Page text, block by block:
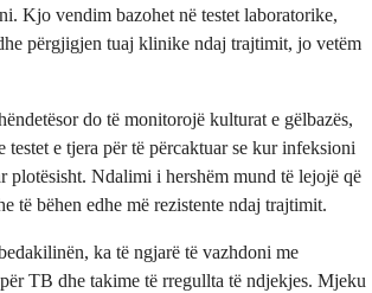
Kjo vendim bazohet në testet laboratorike,
përgjigjen tuaj klinike ndaj trajtimit, jo vetëm
do të monitorojë kulturat e gëlbazës,
testet e tjera për të përcaktuar se kur infeksioni
plotësisht. Ndalimi i hershëm mund të lejojë që
të bëhen edhe më rezistente ndaj trajtimit.
ka të ngjarë të vazhdoni me
TB dhe takime të rregullta të ndjekjes. Mjeku